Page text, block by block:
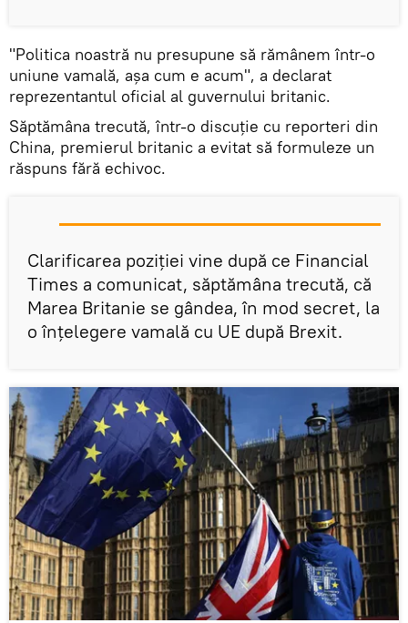
"Politica noastră nu presupune să rămânem într-o
uniune vamală, așa cum e acum", a declarat
reprezentantul oficial al guvernului britanic.
Săptămâna trecută, într-o discuție cu reporteri din
China, premierul britanic a evitat să formuleze un
răspuns fără echivoc.
Clarificarea poziției vine după ce Financial
Times a comunicat, săptămâna trecută, că
Marea Britanie se gândea, în mod secret, la
o înțelegere vamală cu UE după Brexit.